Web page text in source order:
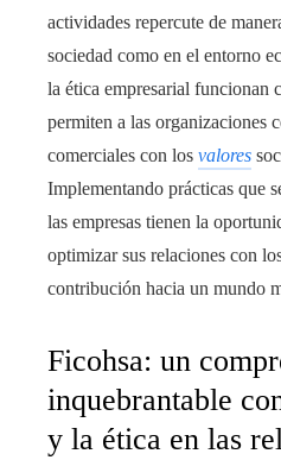
actividades repercute de
sociedad como en el entorno
la ética empresarial funcionan
permiten a las organizaciones
comerciales con los valores
Implementando prácticas que
las empresas tienen la
optimizar sus relaciones con
contribución hacia un mundo
Ficohsa: un
inquebrantable
y la ética en las